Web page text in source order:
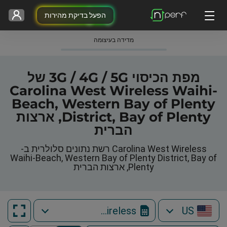
הפעל בדיקת מהירות
מדידה בעיצומה
מפת הכיסוי 3G / 4G / 5G של
Carolina West Wireless Waihi-
Beach, Western Bay of Plenty
District, Bay of Plenty, ארצות
הברית
Carolina West Wireless רשת נתונים סלולרית ב-
Waihi-Beach, Western Bay of Plenty District, Bay of
Plenty, ארצות הברית
US
Carolina West Wireless